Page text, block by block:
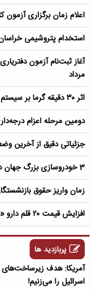
اعلام زمان برگزاری آزمون
استخدام پتروشیمی خراسان در مرداد ۱۴۰۵؛ جذب
مرداد
اثر ۳۰ دقیقه گرما بر سیستم ایمنی که باید بدانید!
دومین مرحله اعزام درجه‌داری مرد
جزئیاتی دقیق از آخرین
3 خودروسازی بزرگ جهان در ۲۰۲۵
زمان واریز حقوق بازنشستگان
افزایش قیمت ۲۰ قلم دارو «دکوثر»
پربازدید ها
آمریکا: هدف
اسرائیل را می‌زنیم!